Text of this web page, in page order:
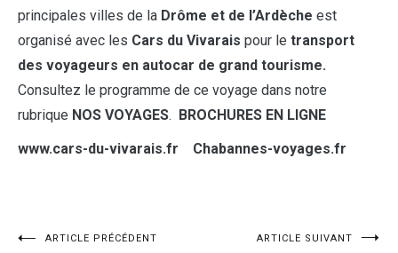
principales villes de la Drôme et de l’Ardèche est
organisé avec les Cars du Vivarais pour le transport
des voyageurs en autocar de grand tourisme.
Consultez le programme de ce voyage dans notre
rubrique NOS VOYAGES. BROCHURES EN LIGNE
www.cars-du-vivarais.fr Chabannes-voyages.fr
ARTICLE PRÉCÉDENT ARTICLE SUIVANT